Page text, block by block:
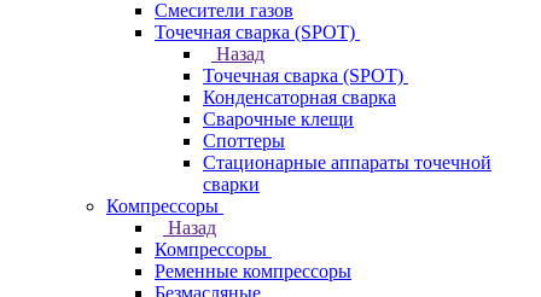
Смесители газов
Точечная сварка (SPOT)
Назад
Точечная сварка (SPOT)
Конденсаторная сварка
Сварочные клещи
Споттеры
Стационарные аппараты точечной
сварки
Компрессоры
Назад
Компрессоры
Ременные компрессоры
Безмасляные